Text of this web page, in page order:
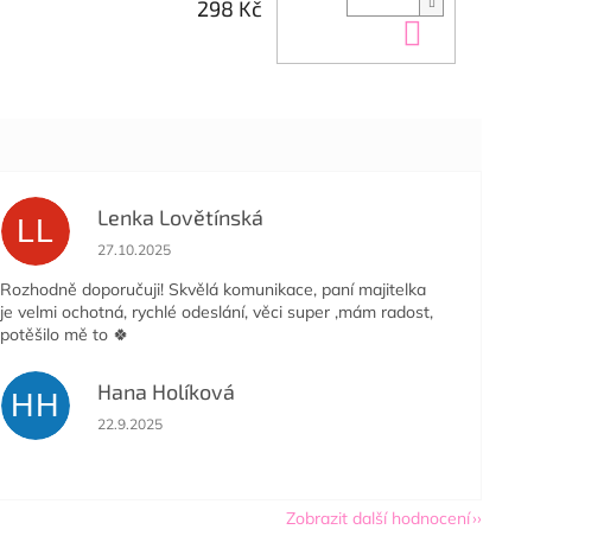
298 Kč
LL Lenka Lovětínská
Hodnocení obchodu je 5 z 5 hvězdiček.
27.10.2025
Rozhodně doporučuji! Skvělá komunikace, paní majitelka
je velmi ochotná, rychlé odeslání, věci super ,mám radost,
potěšilo mě to 🍀
HH Hana Holíková
Hodnocení obchodu je 5 z 5 hvězdiček.
22.9.2025
Zobrazit další hodnocení